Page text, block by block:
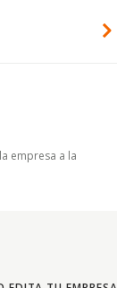
empresa a la